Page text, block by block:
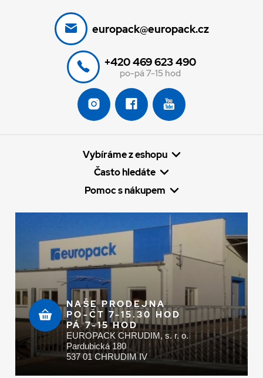
europack@europack.cz
+420 469 623 490
po-pá 7-15 hod
Vybíráme z eshopu
Často hledáte
Pomoc s nákupem
NAŠE PRODEJNA
PO-ČT 7-15.30 HOD
PÁ 7-15 HOD
EUROPACK CHRUDIM, s. r. o.
Pardubická 180
537 01 CHRUDIM IV